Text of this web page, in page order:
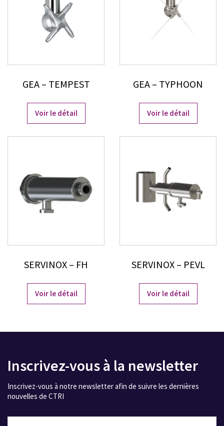
GEA – TEMPEST
Voir le détail
GEA – TYPHOON
Voir le détail
SERVINOX – FH
Voir le détail
SERVINOX – PEVL
Voir le détail
Inscrivez-vous à la newsletter
Inscrivez-vous à notre newsletter afin de suivre les dernières
nouvelles de CTRI